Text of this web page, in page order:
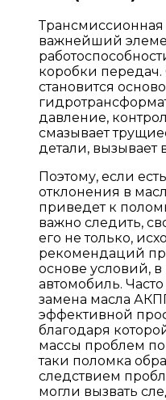
важнейший
коробки передач.
становится
давление,
смазывает
детали,
Поэтому, если
отклонения в
приведет к
важно следить,
его не только,
рекомендаций
основе условий,
автомобиль.
замена масла
эффективной
благодаря
массы проблем
таки поломка
следствием
могли вызвать